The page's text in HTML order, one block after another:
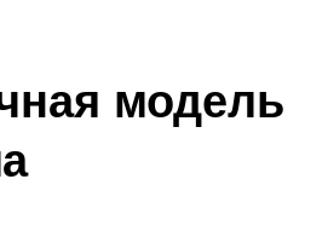
модель